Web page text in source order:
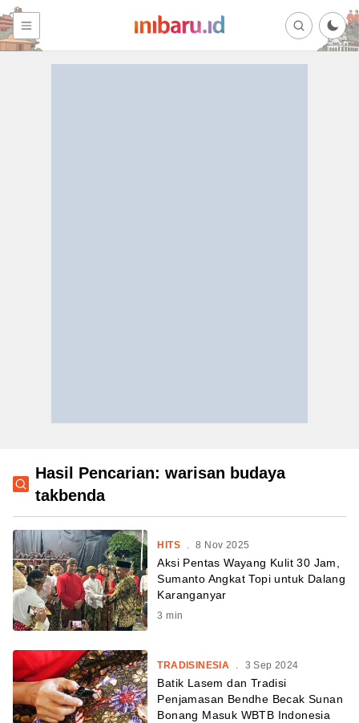
Hasil Pencarian: warisan budaya
takbenda
HITS . 8 Nov 2025
Aksi Pentas Wayang Kulit 30 Jam,
Sumanto Angkat Topi untuk Dalang
Karanganyar
3 min
TRADISINESIA . 3 Sep 2024
Batik Lasem dan Tradisi
Penjamasan Bendhe Becak Sunan
Bonang Masuk WBTB Indonesia